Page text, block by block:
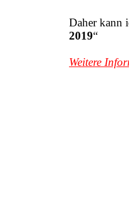
Daher kann
2019“
Weitere